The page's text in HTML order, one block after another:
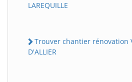
LAREQUILLE
Trouver chantier rénovation
D'ALLIER